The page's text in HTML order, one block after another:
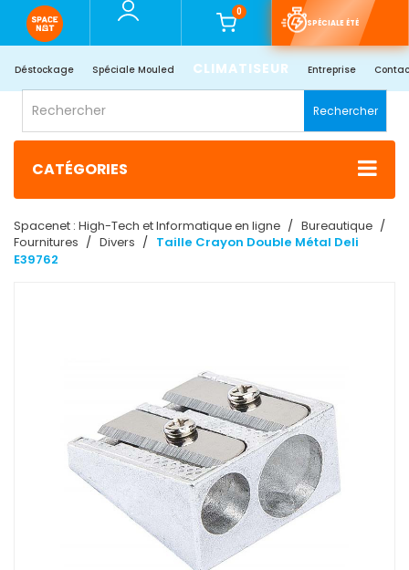
0
SPÉCIALE ÉTÉ
Déstockage Spéciale Mouled CLIMATISEUR Entreprise
Rechercher
CATÉGORIES
Spacenet : High-Tech et Informatique en ligne
Bureautique
Fournitures
Divers
Taille Crayon Double Métal Deli
E39762